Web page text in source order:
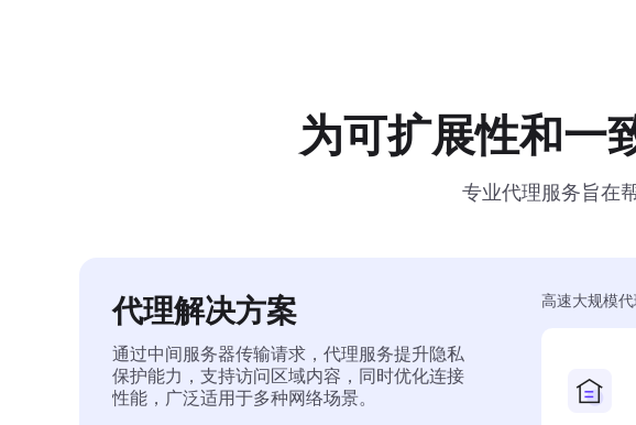
为可扩展性和一
专业代理服务旨在
代理解决方案
通过中间服务器传输请求，代理服务提升隐私
保护能力，支持访问区域内容，同时优化连接
性能，广泛适用于多种网络场景。
高速大规模